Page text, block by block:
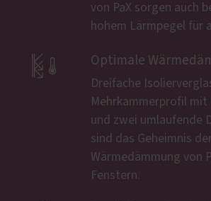
von PaX sorgen auch
hohem Lärmpegel für
 Optimale
Dreifache
Mehrkammerprofil mit
und zwei umlaufende
sind das Geheimnis
Wärmedämmung von
Fenstern.